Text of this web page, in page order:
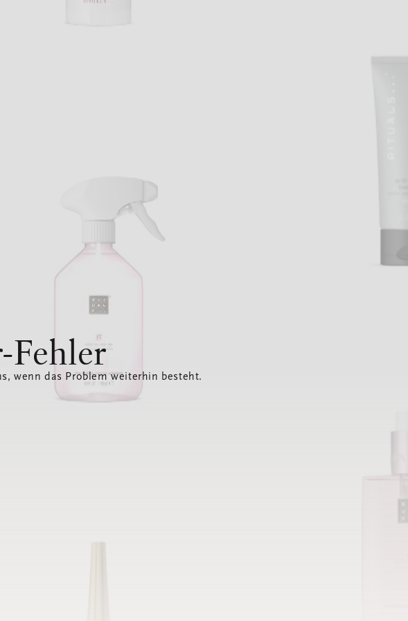
Fehler
wenn das Problem weiterhin besteht.